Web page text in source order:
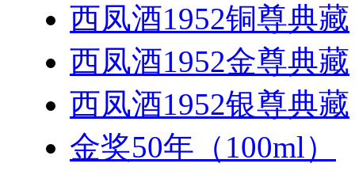
西凤酒1952铜尊典藏
西凤酒1952金尊典藏
西凤酒1952银尊典藏
金奖50年（100ml）